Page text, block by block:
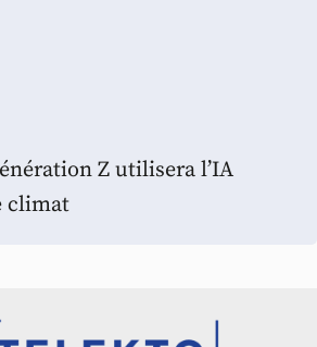
Z utilisera l’IA
climat